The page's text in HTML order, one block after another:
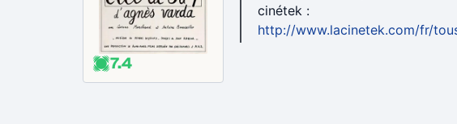
7.4
cinétek :
http://www.lacinetek.com/fr/